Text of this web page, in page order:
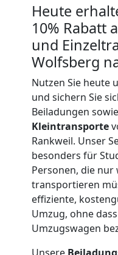
Heute
10% Rabatt
und
Wolfsberg
Nutzen Sie heute
und sichern Sie
Beiladungen
Kleintransporte
Rankweil. Unser
besonders für
Personen, die nur
transportieren
effiziente,
Umzug, ohne
Umzugswagen
National
Beiladung
Umzug
Nationaler